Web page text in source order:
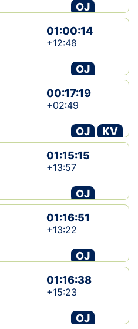
OJ
01:00:14
+12:48
OJ
00:17:19
+02:49
OJ
KV
01:15:15
+13:57
OJ
01:16:51
+13:22
OJ
01:16:38
+15:23
OJ